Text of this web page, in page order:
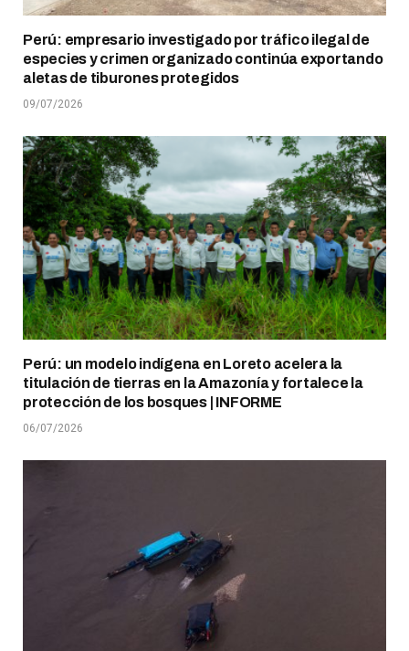
Perú: empresario investigado por tráfico ilegal de
especies y crimen organizado continúa exportando
aletas de tiburones protegidos
09/07/2026
Perú: un modelo indígena en Loreto acelera la
titulación de tierras en la Amazonía y fortalece la
protección de los bosques | INFORME
06/07/2026